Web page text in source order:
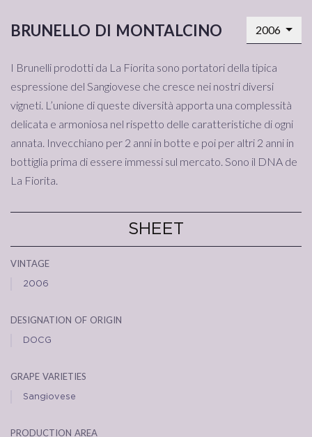
brunello di montalcino 2006
I Brunelli prodotti da La Fiorita sono portatori della tipica
espressione del Sangiovese che cresce nei nostri diversi
vigneti. L’unione di queste diversità apporta una complessità
delicata e armoniosa nel rispetto delle caratteristiche di ogni
annata. Invecchiano per 2 anni in botte e poi per altri 2 anni in
bottiglia prima di essere immessi sul mercato. Sono il DNA de
La Fiorita.
SHEET
vintage
2006
designation of origin
DOCG
grape varieties
Sangiovese
production area